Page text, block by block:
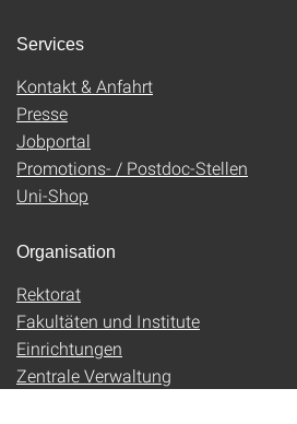
Services
Kontakt & Anfahrt
Presse
Jobportal
Promotions- / Postdoc-Stellen
Uni-Shop
Organisation
Rektorat
Fakultäten und Institute
Einrichtungen
Zentrale Verwaltung